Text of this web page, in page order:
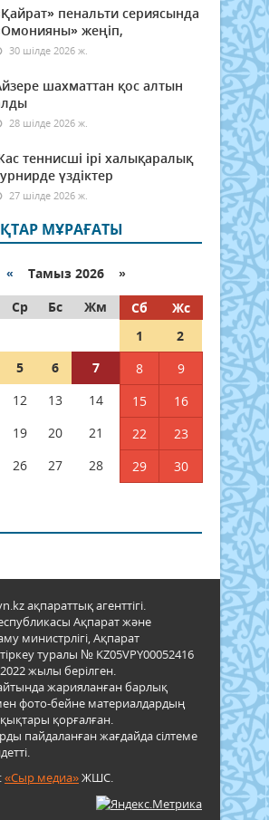
пенальти сериясында
жеңіп,
30 шілде 2026 ж.
шахматтан қос алтын
28 шілде 2026 ж.
теннисші ірі халықаралық
үздіктер
27 шілде 2026 ж.
МҰРАҒАТЫ
« Тамыз 2026 »
Ср Бс Жм Сб
Жс
1
2
5 6 7 8
9
12 13 14 15
16
19 20 21 22
23
26 27 28 29
30
ақпараттық агенттігі.
Ақпарат және
министрлігі, Ақпарат
туралы № KZ05VPY00052416
жылы берілген.
жарияланған барлық
фото-бейне материалдардың
қорғалған.
пайдаланған жағдайда сілтеме
«Сыр медиа»ЖШС.